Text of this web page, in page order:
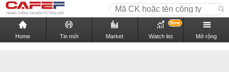
Home Tin mới Market Watch list
New
Mở rộng